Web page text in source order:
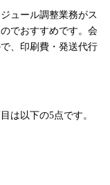
ュール調整業務がス
でおすすめです。会
、印刷費・発送代行
は以下の5点です。